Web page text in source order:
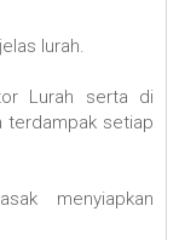
lurah.
Lurah serta di
terdampak setiap
menyiapkan